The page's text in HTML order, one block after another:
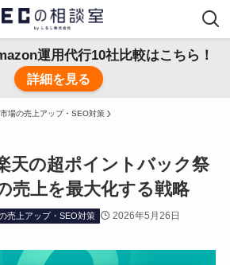
運用代行10社比較はこちら！
詳細を見る
場の売上アップ・SEO対策
天の超ポイントバック祭
売上を最大化する戦略
売上アップ・SEO対策 2026年5月26日